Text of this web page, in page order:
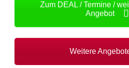
Zum DEAL / Termine /
Angebot
Weitere